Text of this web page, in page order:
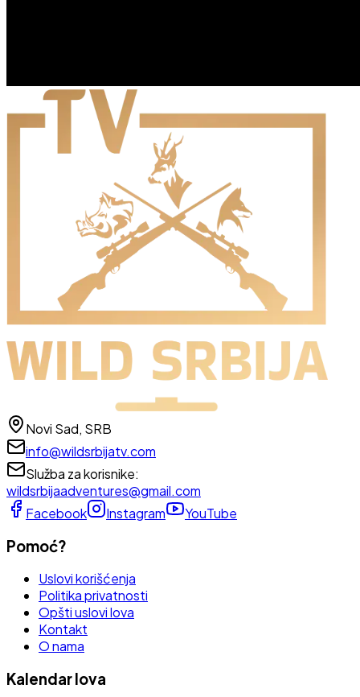
Novi Sad, SRB
info@wildsrbijatv.com
Služba za korisnike:
wildsrbijaadventures@gmail.com
Facebook
Instagram YouTube
Pomoć?
Uslovi korišćenja
Politika privatnosti
Opšti uslovi lova
Kontakt
O nama
Kalendar lova